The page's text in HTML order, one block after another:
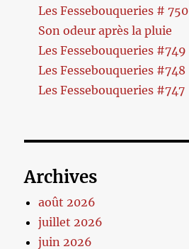
Les Fessebouqueries # 750
Son odeur après la pluie
Les Fessebouqueries #749
Les Fessebouqueries #748
Les Fessebouqueries #747
Archives
août 2026
juillet 2026
juin 2026